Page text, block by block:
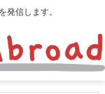
発信します。